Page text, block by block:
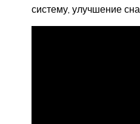
систему, улучшение сна.